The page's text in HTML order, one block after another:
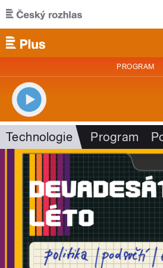
Přejít k hlavnímu obsahu
PROGRAM
Technologie Program